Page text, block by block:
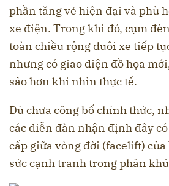
phần tăng vẻ hiện đại và phù
xe điện. Trong khi đó, cụm
toàn chiều rộng đuôi xe tiếp
nhưng có giao diện đồ họa
sảo hơn khi nhìn thực tế.
Dù chưa công bố chính thức,
các diễn đàn nhận định đây
cấp giữa vòng đời (facelift)
sức cạnh tranh trong phân